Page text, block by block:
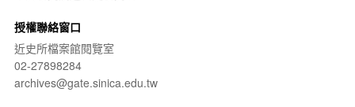
授權聯絡窗口
近史所檔案館閱覽室
02-27898284
archives@gate.sinica.edu.tw